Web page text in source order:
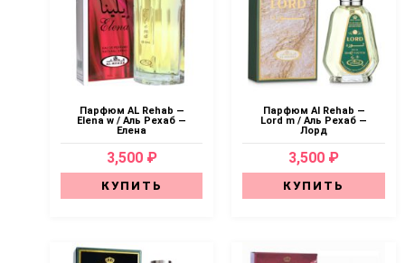
Парфюм AL Rehab —
Elena w / Аль Рехаб —
Елена
3,500 ₽
КУПИТЬ
Парфюм Al Rehab —
Lord m / Аль Рехаб —
Лорд
3,500 ₽
КУПИТЬ